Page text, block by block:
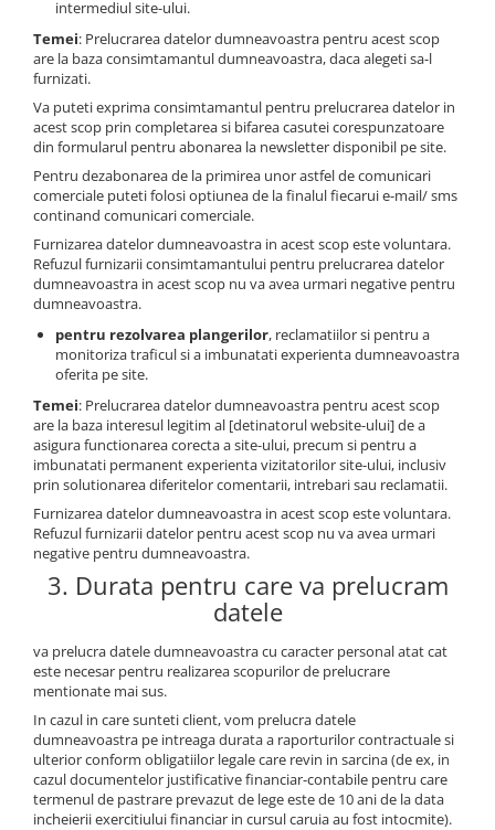
intermediul site-ului.
Temei: Prelucrarea datelor dumneavoastra pentru acest scop
are la baza consimtamantul dumneavoastra, daca alegeti sa-l
furnizati.
Va puteti exprima consimtamantul pentru prelucrarea datelor in
acest scop prin completarea si bifarea casutei corespunzatoare
din formularul pentru abonarea la newsletter disponibil pe site.
Pentru dezabonarea de la primirea unor astfel de comunicari
comerciale puteti folosi optiunea de la finalul fiecarui e-mail/ sms
continand comunicari comerciale.
Furnizarea datelor dumneavoastra in acest scop este voluntara.
Refuzul furnizarii consimtamantului pentru prelucrarea datelor
dumneavoastra in acest scop nu va avea urmari negative pentru
dumneavoastra.
pentru rezolvarea plangerilor, reclamatiilor si pentru a
monitoriza traficul si a imbunatati experienta dumneavoastra
oferita pe site.
Temei: Prelucrarea datelor dumneavoastra pentru acest scop
are la baza interesul legitim al [detinatorul website-ului] de a
asigura functionarea corecta a site-ului, precum si pentru a
imbunatati permanent experienta vizitatorilor site-ului, inclusiv
prin solutionarea diferitelor comentarii, intrebari sau reclamatii.
Furnizarea datelor dumneavoastra in acest scop este voluntara.
Refuzul furnizarii datelor pentru acest scop nu va avea urmari
negative pentru dumneavoastra.
3. Durata pentru care va prelucram
datele
va prelucra datele dumneavoastra cu caracter personal atat cat
este necesar pentru realizarea scopurilor de prelucrare
mentionate mai sus.
In cazul in care sunteti client, vom prelucra datele
dumneavoastra pe intreaga durata a raporturilor contractuale si
ulterior conform obligatiilor legale care revin in sarcina (de ex, in
cazul documentelor justificative financiar-contabile pentru care
termenul de pastrare prevazut de lege este de 10 ani de la data
incheierii exercitiului financiar in cursul caruia au fost intocmite).